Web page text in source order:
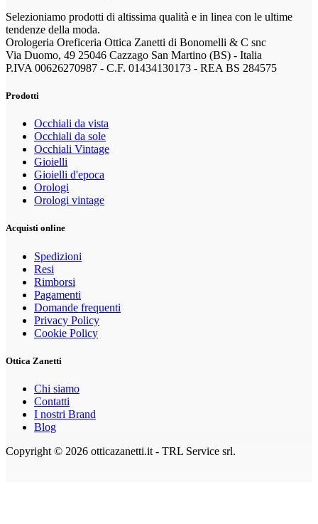
Selezioniamo prodotti di altissima qualità e in linea con le ultime
tendenze della moda.
Orologeria Oreficeria Ottica Zanetti di Bonomelli & C snc
Via Duomo, 49 25046 Cazzago San Martino (BS) - Italia
P.IVA 00626270987 - C.F. 01434130173 - REA BS 284575
Prodotti
Occhiali da vista
Occhiali da sole
Occhiali Vintage
Gioielli
Gioielli d'epoca
Orologi
Orologi vintage
Acquisti online
Spedizioni
Resi
Rimborsi
Pagamenti
Domande frequenti
Privacy Policy
Cookie Policy
Ottica Zanetti
Chi siamo
Contatti
I nostri Brand
Blog
Copyright © 2026 otticazanetti.it - TRL Service srl.